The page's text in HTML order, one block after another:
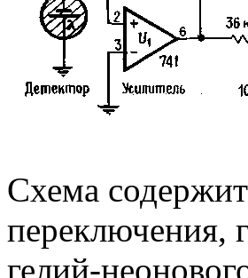
Схема
переключения,
гелий-